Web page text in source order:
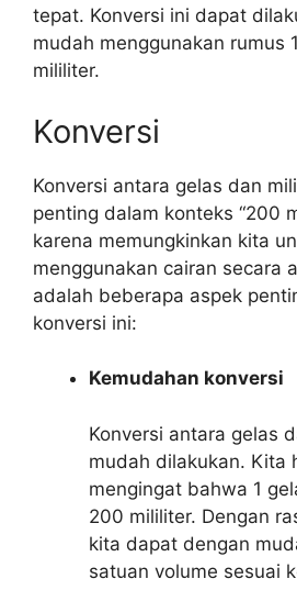
tepat. Konversi ini dapat
mudah menggunakan rumus
mililiter.
Konversi
Konversi antara gelas dan
penting dalam konteks “200
karena memungkinkan kita
menggunakan cairan secara
adalah beberapa aspek
konversi ini:
Kemudahan konversi
Konversi antara gelas
mudah dilakukan. Kita
mengingat bahwa 1
200 mililiter. Dengan
kita dapat dengan
satuan volume sesuai